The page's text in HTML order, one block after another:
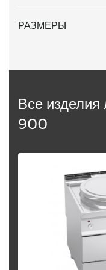
положением.
РАЗМЕРЫ
Все
900